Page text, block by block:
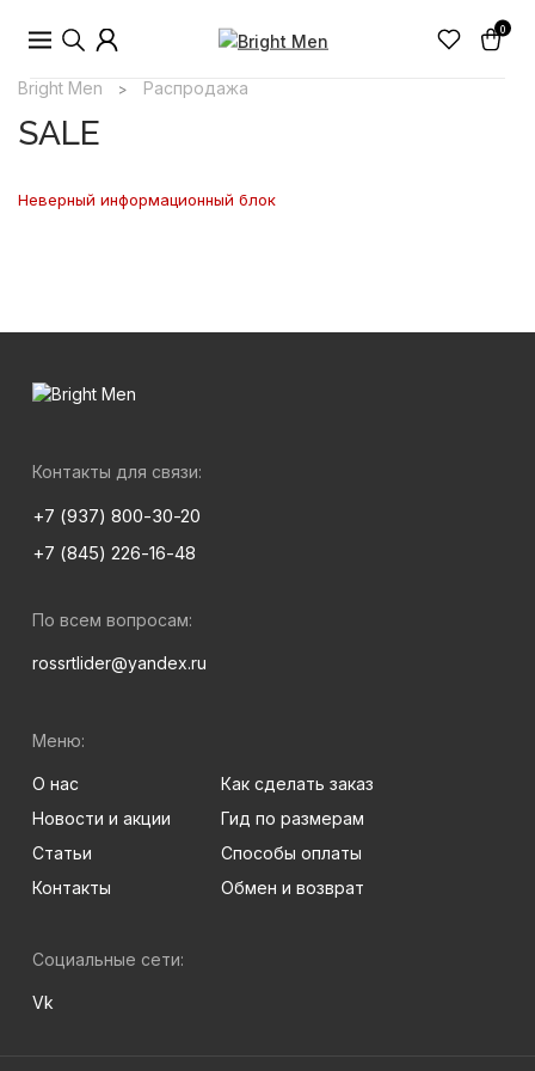
0
Bright Men > Распродажа
SALE
Неверный информационный блок
Контакты для связи:
+7 (937) 800-30-20
+7 (845) 226-16-48
По всем вопросам:
rossrtlider@yandex.ru
Меню:
О нас
Новости и акции
Статьи
Контакты
Как сделать заказ
Гид по размерам
Способы оплаты
Обмен и возврат
Социальные сети:
Vk